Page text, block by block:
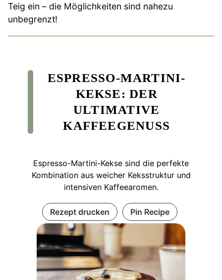
Teig ein – die Möglichkeiten sind nahezu
unbegrenzt!
ESPRESSO-MARTINI-
KEKSE: DER
ULTIMATIVE
KAFFEEGENUSS
Espresso-Martini-Kekse sind die perfekte
Kombination aus weicher Keksstruktur und
intensiven Kaffeearomen.
Rezept drucken Pin Recipe